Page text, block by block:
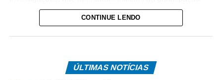
dos alvos no tráfico de drogas na região.
enfraquecendo a estrutura da organização criminosa.
CONTINUE LENDO
ÚLTIMAS NOTÍCIAS